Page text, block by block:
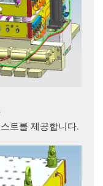
트를 제공합니다.